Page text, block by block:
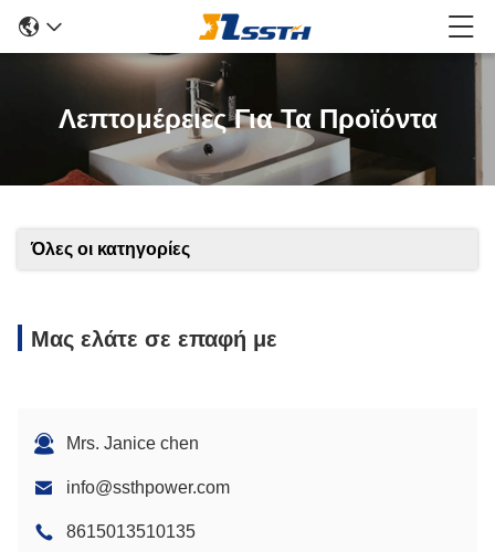
Λεπτομέρειες Για Τα Προϊόντα
Όλες οι κατηγορίες
Μας ελάτε σε επαφή με
Mrs. Janice chen
info@ssthpower.com
8615013510135